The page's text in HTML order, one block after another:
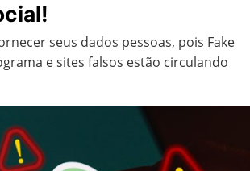
seus dados pessoas, pois Fake
e sites falsos estão circulando